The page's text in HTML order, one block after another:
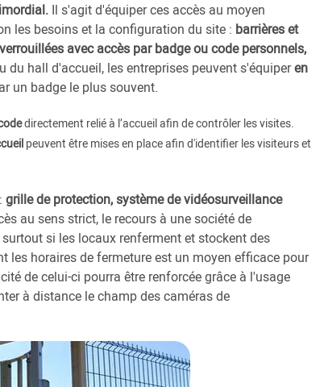
Il s'agit d'équiper ces accès au moyen
les besoins et la configuration du site : barrières et
avec accès par badge ou code personnels,
du hall d'accueil, les entreprises peuvent s'équiperen
un badge le plus souvent.
directement relié à l’accueil afin de contrôler les visites.
peuvent être mises en place afin d'identifier les visiteurs et
grille de protection, système de vidéosurveillance
au sens strict, le recours à une société de
si les locaux renferment et stockent des
les horaires de fermeture est un moyen efficace pour
de celui-ci pourra être renforcée grâce à l'usage
à distance le champ des caméras de